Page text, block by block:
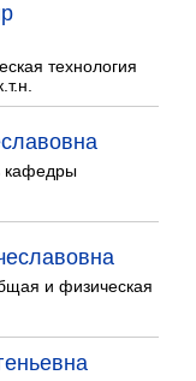
технология
кафедры
и физическая